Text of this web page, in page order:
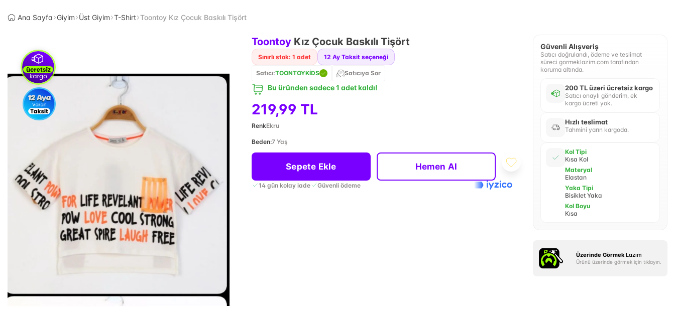
Ana Sayfa Giyim Üst Giyim T-Shirt Toontoy Kız Çocuk Baskılı Tişört
Toontoy Kız Çocuk Baskılı Tişört
Sınırlı stok: 1 adet 12 Ay Taksit seçeneği
Satıcı:TOONTOYKİDS Satıcıya Sor
Bu üründen sadece 1 adet kaldı!
219,99 TL
RenkEkru
Beden:7 Yaş
Sepete Ekle Hemen Al
14 gün kolay iade Güvenli ödeme
Güvenli Alışveriş
Satıcı doğrulandı, ödeme ve teslimat
süreci gormeklazim.com tarafından
koruma altında.
200 TL üzeri ücretsiz kargo
Satıcı onaylı gönderim, ek
kargo ücreti yok.
Hızlı teslimat
Tahmini yarın kargoda.
Kol Tipi
Kısa Kol
Materyal
Elastan
Yaka Tipi
Bisiklet Yaka
Kol Boyu
Kısa
Üzerinde Görmek Lazım
Ürünü üzerinde görmek için tıklayın.